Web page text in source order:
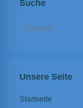
Suche
Suchen
Unsere Seite
Startseite